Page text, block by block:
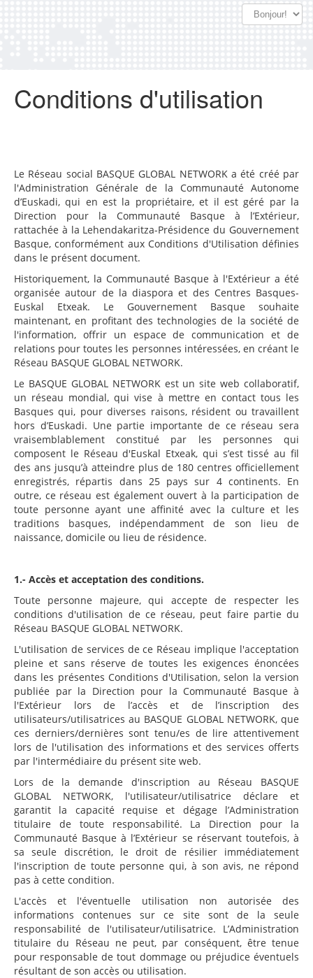
Conditions d'utilisation
Le Réseau social BASQUE GLOBAL NETWORK a été créé par
l'Administration Générale de la Communauté Autonome
d’Euskadi, qui en est la propriétaire, et il est géré par la
Direction pour la Communauté Basque à l’Extérieur,
rattachée à la Lehendakaritza-Présidence du Gouvernement
Basque, conformément aux Conditions d'Utilisation définies
dans le présent document.
Historiquement, la Communauté Basque à l'Extérieur a été
organisée autour de la diaspora et des Centres Basques-
Euskal Etxeak. Le Gouvernement Basque souhaite
maintenant, en profitant des technologies de la société de
l'information, offrir un espace de communication et de
relations pour toutes les personnes intéressées, en créant le
Réseau BASQUE GLOBAL NETWORK.
Le BASQUE GLOBAL NETWORK est un site web collaboratif,
un réseau mondial, qui vise à mettre en contact tous les
Basques qui, pour diverses raisons, résident ou travaillent
hors d’Euskadi. Une partie importante de ce réseau sera
vraisemblablement constitué par les personnes qui
composent le Réseau d'Euskal Etxeak, qui s’est tissé au fil
des ans jusqu’à atteindre plus de 180 centres officiellement
enregistrés, répartis dans 25 pays sur 4 continents. En
outre, ce réseau est également ouvert à la participation de
toute personne ayant une affinité avec la culture et les
traditions basques, indépendamment de son lieu de
naissance, domicile ou lieu de résidence.
1.- Accès et acceptation des conditions.
Toute personne majeure, qui accepte de respecter les
conditions d'utilisation de ce réseau, peut faire partie du
Réseau BASQUE GLOBAL NETWORK.
L'utilisation de services de ce Réseau implique l'acceptation
pleine et sans réserve de toutes les exigences énoncées
dans les présentes Conditions d'Utilisation, selon la version
publiée par la Direction pour la Communauté Basque à
l'Extérieur lors de l’accès et de l’inscription des
utilisateurs/utilisatrices au BASQUE GLOBAL NETWORK, que
ces derniers/dernières sont tenu/es de lire attentivement
lors de l'utilisation des informations et des services offerts
par l'intermédiaire du présent site web.
Lors de la demande d'inscription au Réseau BASQUE
GLOBAL NETWORK, l'utilisateur/utilisatrice déclare et
garantit la capacité requise et dégage l’Administration
titulaire de toute responsabilité. La Direction pour la
Communauté Basque à l’Extérieur se réservant toutefois, à
sa seule discrétion, le droit de résilier immédiatement
l'inscription de toute personne qui, à son avis, ne répond
pas à cette condition.
L'accès et l'éventuelle utilisation non autorisée des
informations contenues sur ce site sont de la seule
responsabilité de l'utilisateur/utilisatrice. L’Administration
titulaire du Réseau ne peut, par conséquent, être tenue
pour responsable de tout dommage ou préjudice éventuels
résultant de son accès ou utilisation.